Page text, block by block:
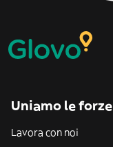
Uniamo le forze
Lavora con noi